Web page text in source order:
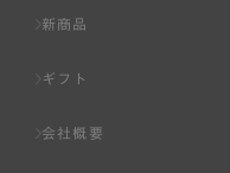
新商品
ギフト
会社概要